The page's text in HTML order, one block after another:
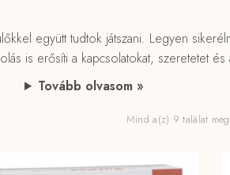
együtt tudtok játszani. Legyen
is erősíti a kapcsolatokat, szeretetet és
Tovább olvasom »
Mind a(z) 9 találat